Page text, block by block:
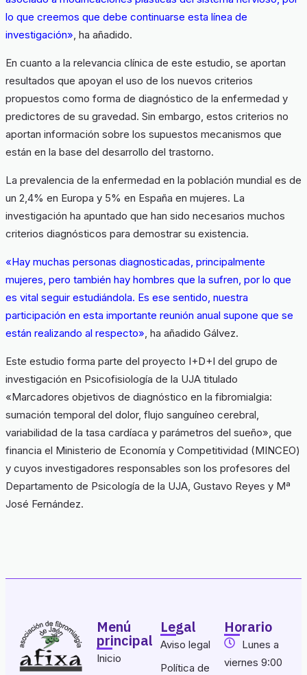
lo que creemos que debe continuarse esta línea de
investigación», ha añadido.
En cuanto a la relevancia clínica de este estudio, se aportan
resultados que apoyan el uso de los nuevos criterios
propuestos como forma de diagnóstico de la enfermedad y
predictores de su gravedad. Sin embargo, estos criterios no
aportan información sobre los supuestos mecanismos que
están en la base del desarrollo del trastorno.
La prevalencia de la enfermedad en la población mundial es de
un 2,4% en Europa y 5% en España en mujeres. La
investigación ha apuntado que han sido necesarios muchos
criterios diagnósticos para demostrar su existencia.
«Hay muchas personas diagnosticadas, principalmente
mujeres, pero también hay hombres que la sufren, por lo que
es vital seguir estudiándola. Es ese sentido, nuestra
participación en esta importante reunión anual supone que se
están realizando al respecto», ha añadido Gálvez.
Este estudio forma parte del proyecto I+D+I del grupo de
investigación en Psicofisiología de la UJA titulado
«Marcadores objetivos de diagnóstico en la fibromialgia:
sumación temporal del dolor, flujo sanguíneo cerebral,
variabilidad de la tasa cardíaca y parámetros del sueño», que
financia el Ministerio de Economía y Competitividad (MINCEO)
y cuyos investigadores responsables son los profesores del
Departamento de Psicología de la UJA, Gustavo Reyes y Mª
José Fernández.
Menú
principal
Inicio
Legal
Aviso legal
Política de
Horario
Lunes a
viernes 9:00